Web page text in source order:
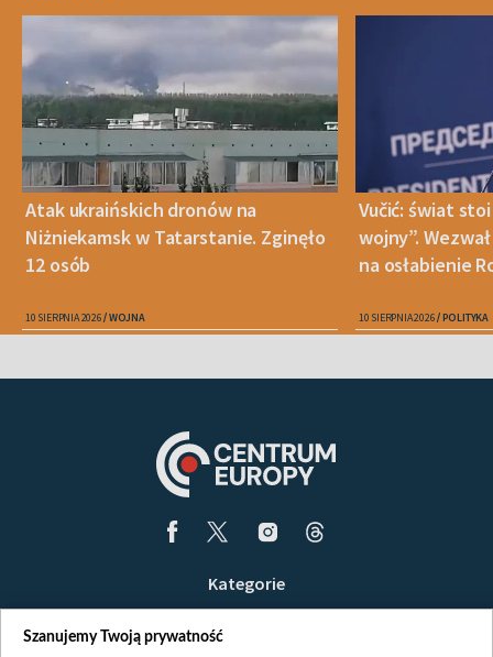
Atak ukraińskich dronów na
Niżniekamsk w Tatarstanie. Zginęło
12 osób
10 SIERPNIA 2026 WOJNA
Vučić: świat
wojny”.
na osłabienie
10 SIERPNIA 2026 POLITYKA
Kategorie
Szanujemy Twoją prywatność